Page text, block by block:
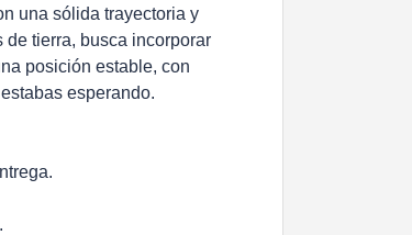
una sólida trayectoria y
tierra, busca incorporar
posición estable, con
esperando.